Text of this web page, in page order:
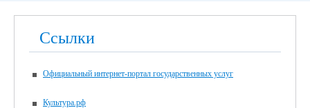
Ссылки
Официальный интернет-портал государственных услуг
Культура.рф